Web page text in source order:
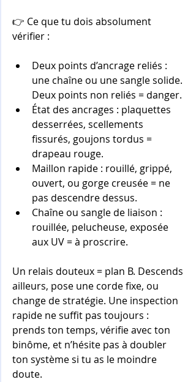
👉 Ce que tu dois absolument
vérifier :
Deux points d’ancrage reliés :
une chaîne ou une sangle solide.
Deux points non reliés = danger.
État des ancrages : plaquettes
desserrées, scellements
fissurés, goujons tordus =
drapeau rouge.
Maillon rapide : rouillé, grippé,
ouvert, ou gorge creusée = ne
pas descendre dessus.
Chaîne ou sangle de liaison :
rouillée, pelucheuse, exposée
aux UV = à proscrire.
Un relais douteux = plan B. Descends
ailleurs, pose une corde fixe, ou
change de stratégie. Une inspection
rapide ne suffit pas toujours :
prends ton temps, vérifie avec ton
binôme, et n’hésite pas à doubler
ton système si tu as le moindre
doute.